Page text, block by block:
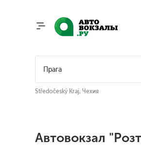
Středočeský Kraj, Чехия
Автовокзал